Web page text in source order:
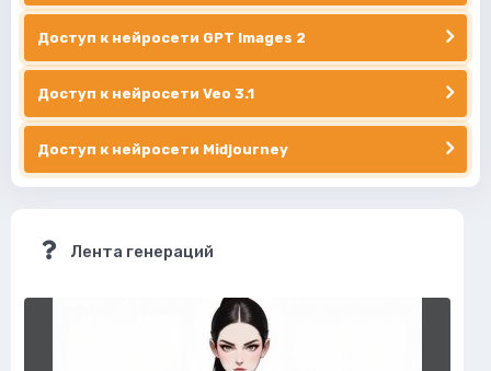
Доступ к нейросети GPT Images 2
Доступ к нейросети Veo 3.1
Доступ к нейросети Midjourney
Лента генераций